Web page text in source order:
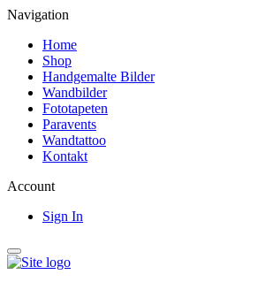
Navigation
Home
Shop
Handgemalte Bilder
Wandbilder
Fototapeten
Paravents
Wandtattoo
Kontakt
Account
Sign In